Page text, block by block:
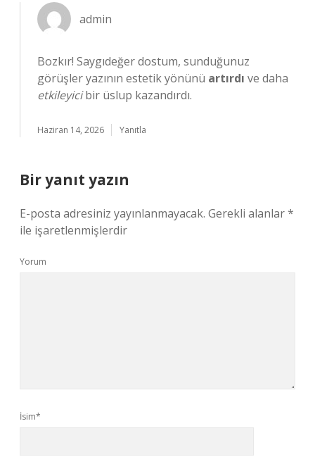
admin
Bozkır! Saygıdeğer dostum, sunduğunuz
görüşler yazının estetik yönünü artırdı ve daha
etkileyicibir üslup kazandırdı.
Haziran 14, 2026 Yanıtla
Bir yanıt yazın
E-posta adresiniz yayınlanmayacak. Gerekli alanlar*
ile işaretlenmişlerdir
Yorum
İsim*